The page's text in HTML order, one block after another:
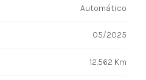
Automático
05/2025
12.562 Km